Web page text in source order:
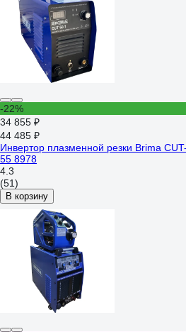
-22%
34 855 ₽
44 485 ₽
Инвертор плазменной резки Brima
55 8978
4.3
(51)
В корзину